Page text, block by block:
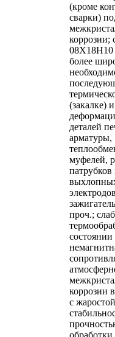
(кроме
сварки)
коррозии;
08Х18Н10
более
(закалке)
деталей
арматуры,
муфелей,
патрубков
проч.;
коррозии
с
обработки,